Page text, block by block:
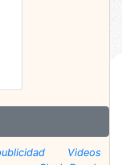
Videos